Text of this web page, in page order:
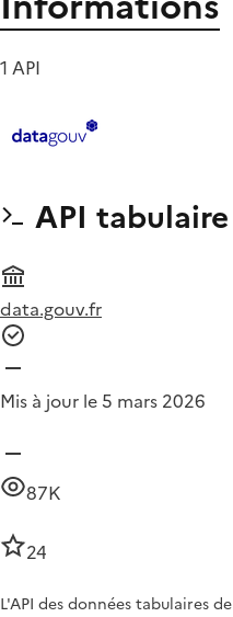
1 API
API
data.gouv.fr
Mis à jour le 5 mars 2026
87K
24
L'API des données tabulaires